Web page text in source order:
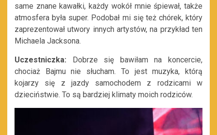
same znane kawałki, każdy wokół mnie śpiewał, także
atmosfera była super. Podobał mi się też chórek, który
zaprezentował utwory innych artystów, na przykład ten
Michaela Jacksona.
Uczestniczka: Dobrze się bawiłam na koncercie,
chociaż Bajmu nie słucham. To jest muzyka, którą
kojarzy się z jazdy samochodem z rodzicami w
dzieciństwie. To są bardziej klimaty moich rodziców.